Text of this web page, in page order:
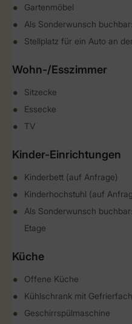
Gartenmöbel
Als Sonderwunsch
Stellplatz für ein Auto an
Wohn-/Esszimmer
Sitzecke
Essecke
TV
Kinder-Einrichtungen
Kinderbett (auf Anfrage)
Kinderhochstuhl (auf
Als Sonderwunsch
Etage
Küche
Offene Küche
Kühlschrank mit Gefrierfach
Geschirrspülmaschine